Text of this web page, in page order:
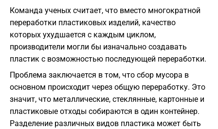
Команда ученых считает, что вместо многократной
переработки пластиковых изделий, качество
которых ухудшается с каждым циклом,
производители могли бы изначально создавать
пластик с возможностью последующей переработки.
Проблема заключается в том, что сбор мусора в
основном происходит через общую переработку. Это
значит, что металлические, стеклянные, картонные и
пластиковые отходы собираются в один контейнер.
Разделение различных видов пластика может быть